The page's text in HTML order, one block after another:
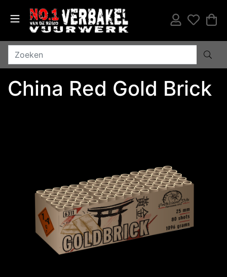
China Red Gold Brick